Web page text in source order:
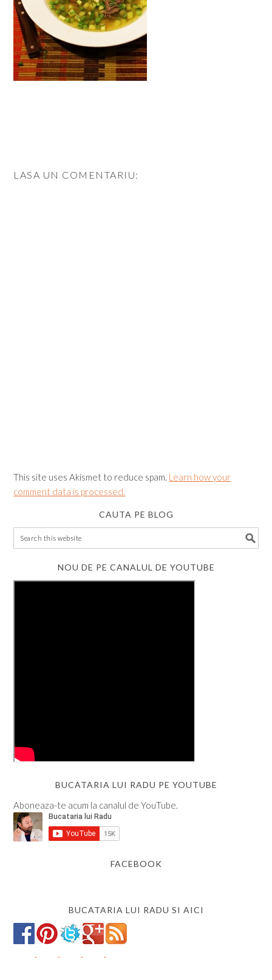
LASA UN COMENTARIU:
This site uses Akismet to reduce spam. Learn how your
comment data is processed.
CAUTA PE BLOG
NOU DE PE CANALUL DE YOUTUBE
BUCATARIA LUI RADU PE YOUTUBE
Aboneaza-te acum la canalul de YouTube.
FACEBOOK
BUCATARIA LUI RADU SI AICI